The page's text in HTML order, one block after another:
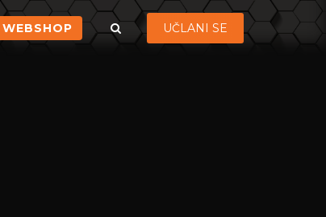
WEBSHOP UČLANI SE